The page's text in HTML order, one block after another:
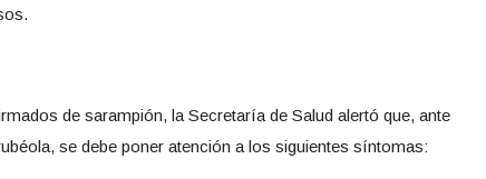
de sarampión, la Secretaría de Salud alertó que, ante
se debe poner atención a los siguientes síntomas: